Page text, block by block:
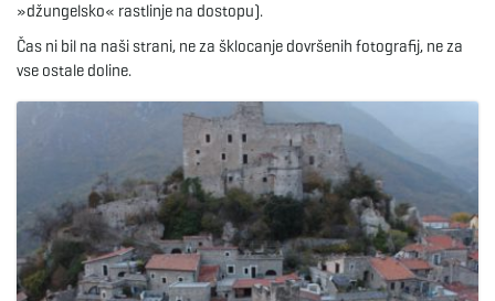
o
»džungelsko« rastlinje na dostopu).
Čas ni bil na naši strani, ne za šklocanje dovršenih fotografij, ne za
vse ostale doline.